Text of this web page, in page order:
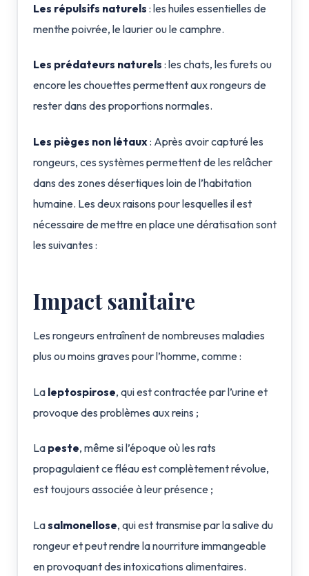
Les répulsifs naturels : les huiles essentielles de
menthe poivrée, le laurier ou le camphre.
Les prédateurs naturels : les chats, les furets ou
encore les chouettes permettent aux rongeurs de
rester dans des proportions normales.
Les pièges non létaux : Après avoir capturé les
rongeurs, ces systèmes permettent de les relâcher
dans des zones désertiques loin de l’habitation
humaine. Les deux raisons pour lesquelles il est
nécessaire de mettre en place une dératisation sont
les suivantes :
Impact sanitaire
Les rongeurs entraînent de nombreuses maladies
plus ou moins graves pour l’homme, comme :
La leptospirose, qui est contractée par l’urine et
provoque des problèmes aux reins ;
La peste, même si l’époque où les rats
propagulaient ce fléau est complètement révolue,
est toujours associée à leur présence ;
Lasalmonellose, qui est transmise par la salive du
rongeur et peut rendre la nourriture immangeable
en provoquant des intoxications alimentaires.